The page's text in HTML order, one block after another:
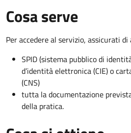
Cosa serve
Per accedere al servizio, assicurati di
SPID (sistema pubblico di
d’identità elettronica (CIE) o
(CNS)
tutta la documentazione
della pratica.